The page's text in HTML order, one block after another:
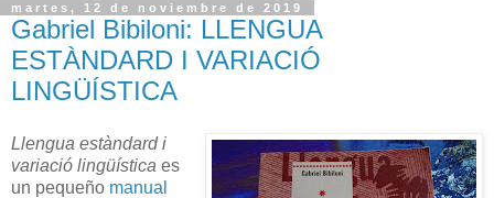
martes, 12 de noviembre de 2019
Gabriel Bibiloni: LLENGUA
ESTÀNDARD I VARIACIÓ
LINGÜÍSTICA
Llengua estàndard i
variació lingüística es
un pequeño manual